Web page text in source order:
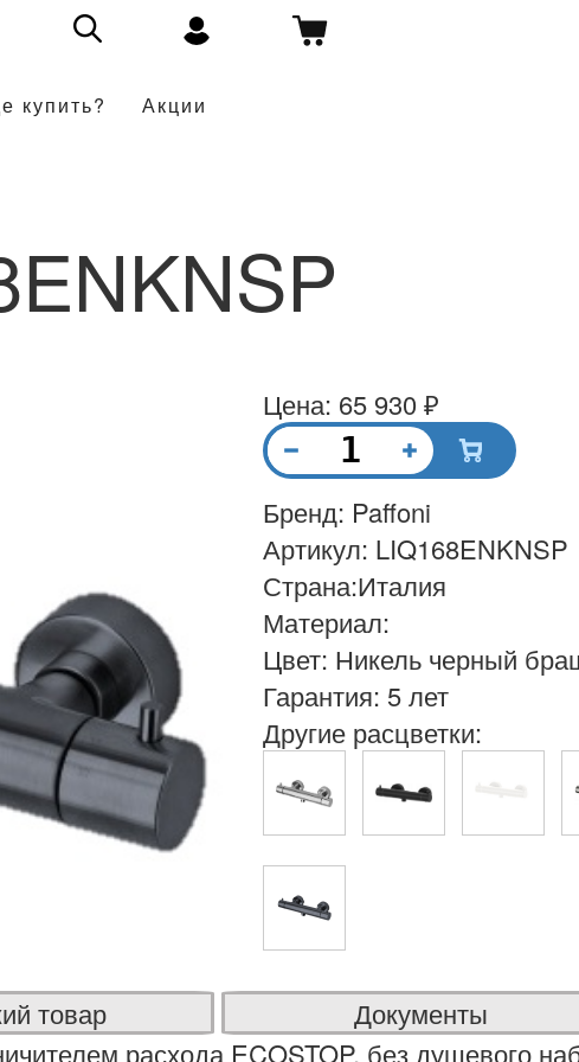
купить? Акции
товар
Документы
расхода ECOSTOP, без душевого
Цена: 65 930 ₽
Бренд: Paffoni
Артикул: LIQ168ENKNSP
Страна:Италия
Материал:
Цвет: Никель черный
Гарантия: 5 лет
Другие расцветки: